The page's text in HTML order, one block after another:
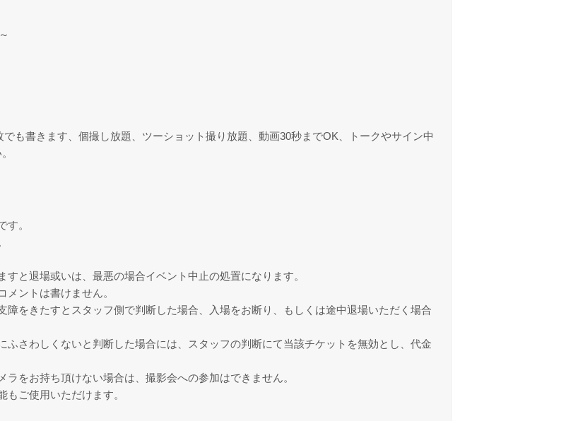
も書きます、個撮し放題、ツーショット撮り放題、動画30秒までOK、トークやサイン中
す。
と退場或いは、最悪の場合イベント中止の処置になります。
メントは書けません。
障をきたすとスタッフ側で判断した場合、入場をお断り、もしくは途中退場いただく場合
ふさわしくないと判断した場合には、スタッフの判断にて当該チケットを無効とし、代金
をお持ち頂けない場合は、撮影会への参加はできません。
もご使用いただけます。